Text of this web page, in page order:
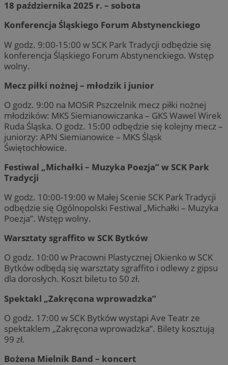
18 października 2025 r. – sobota
Konferencja Śląskiego Forum Abstynenckiego
W godz. 9:00-15:00 w SCK Park Tradycji odbędzie się
konferencja Śląskiego Forum Abstynenckiego. Wstęp
wolny.
Mecz piłki nożnej – młodzik i junior
O godz. 9:00 na MOSiR Pszczelnik mecz piłki nożnej
młodzików: MKS Siemianowiczanka – GKS Wawel Wirek
Ruda Śląska. O godz. 15:00 odbędzie się kolejny mecz –
juniorzy: APN Siemianowice – MKS Śląsk
Świętochłowice.
Festiwal „Michałki – Muzyka Poezja” w SCK Park
Tradycji
W godz. 10:00-19:00 w Małej Scenie SCK Park Tradycji
odbędzie się Ogólnopolski Festiwal „Michałki – Muzyka
Poezja”. Wstęp wolny.
Warsztaty sgraffito w SCK Bytków
O godz. 10:00 w Pracowni Plastycznej Okienko w SCK
Bytków odbędą się warsztaty sgraffito i odlewy z gipsu
dla dorosłych. Koszt biletu to 50 zł.
Spektakl „Zakręcona wprowadzka”
O godz. 17:00 w SCK Bytków wystąpi Ave Teatr ze
spektaklem „Zakręcona wprowadzka”. Bilety kosztują
99 zł.
Bożena Mielnik Band – koncert